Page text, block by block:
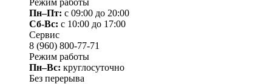
Режим работы
Пн–Пт: с 09:00 до 20:00
Сб-Вс: c 10:00 до 17:00
Сервис
8 (960) 800-77-71
Режим работы
Пн–Вс: круглосуточно
Без перерыва